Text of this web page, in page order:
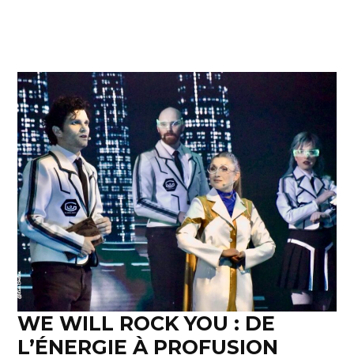
WE WILL ROCK YOU : DE
L’ÉNERGIE À PROFUSION